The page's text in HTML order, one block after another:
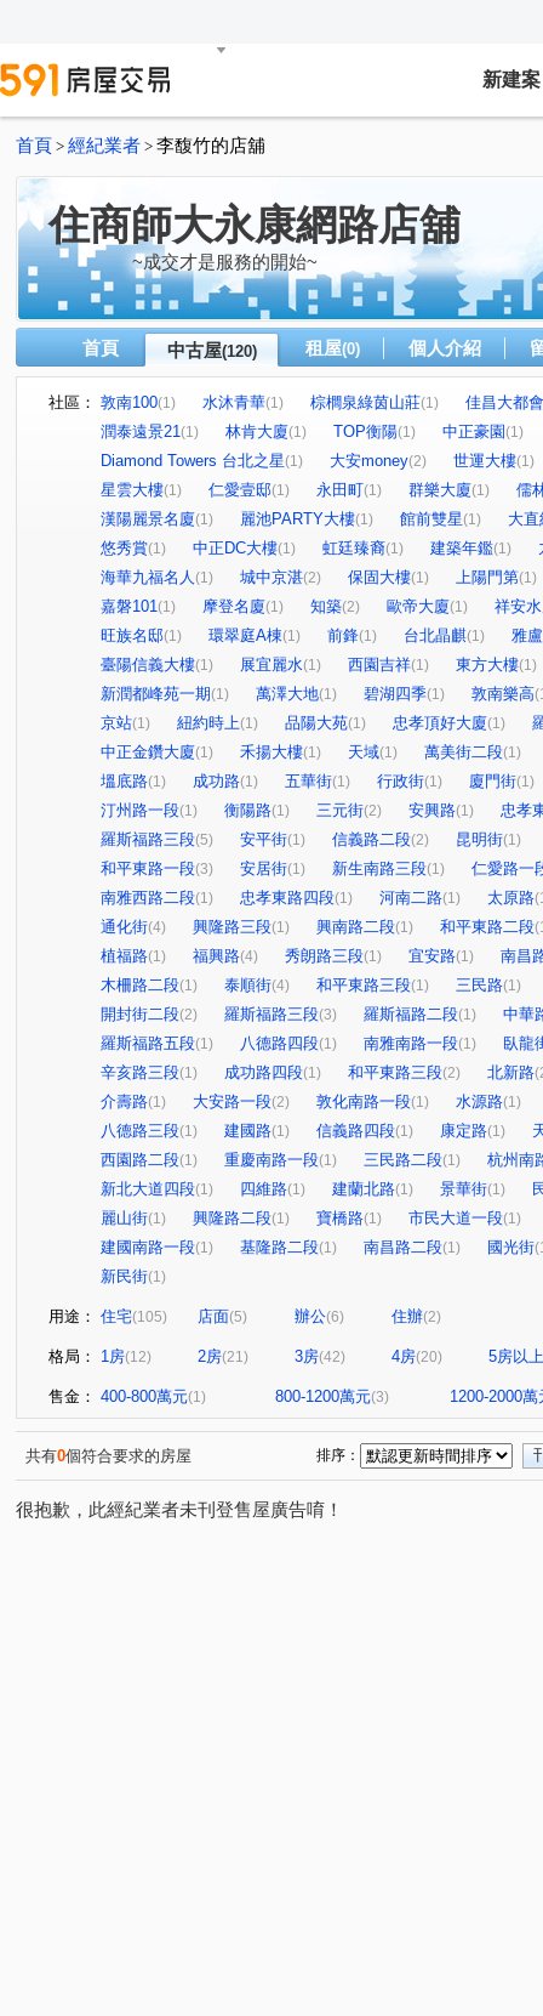
新建案
首頁 > 經紀業者 > 李馥竹的店舖
住商師大永康網路店舖
~成交才是服務的開始~
首頁 中古屋(120) 租屋(0) 個人介紹
社區： 敦南100(1) 水沐青華(1) 棕櫚泉綠茵山莊(1)
佳昌大都
潤泰遠景21(1) 林肯大廈(1) TOP衡陽(1) 中正豪園(1)
Diamond Towers 台北之星(1) 大安money(2) 世運大樓(1)
星雲大樓(1) 仁愛壹邸(1) 永田町(1) 群樂大廈(1)
儒
漢陽麗景名廈(1) 麗池PARTY大樓(1) 館前雙星(1)
大
悠秀賞(1) 中正DC大樓(1) 虹廷臻裔(1) 建築年鑑(1)
海華九福名人 (1) 城中京湛(2) 保固大樓(1) 上陽門第(1)
嘉磐101(1) 摩登名廈(1) 知築(2) 歐帝大廈(1)
祥安
旺族名邸(1) 環翠庭A棟(1) 前鋒(1) 台北晶麒(1)
雅
臺陽信義大樓(1) 展宜麗水(1) 西園吉祥(1) 東方大樓(1)
新潤都峰苑一期(1) 萬澤大地(1) 碧湖四季(1) 敦南樂高
京站(1) 紐約時上(1) 品陽大苑(1) 忠孝頂好大廈(1)
中正金鑽大廈(1) 禾揚大樓(1) 天域(1) 萬美街二段(1)
塭底路(1) 成功路(1) 五華街(1) 行政街(1) 廈門街(1)
汀州路一段(1) 衡陽路(1) 三元街(2) 安興路(1)
忠孝
羅斯福路三段(5) 安平街(1) 信義路二段(2) 昆明街(1)
和平東路一段(3) 安居街(1) 新生南路三段(1)
仁愛路一
南雅西路二段(1) 忠孝東路四段(1) 河南二路(1) 太原路
通化街(4) 興隆路三段(1) 興南路二段(1) 和平東路二段
植福路(1) 福興路(4) 秀朗路三段(1) 宜安路(1)
南昌
木柵路二段(1) 泰順街(4) 和平東路三段(1) 三民路(1)
開封街二段(2) 羅斯福路三段(3) 羅斯福路二段(1)
中華
羅斯福路五段(1) 八德路四段(1) 南雅南路一段(1)
臥龍
辛亥路三段(1) 成功路四段(1) 和平東路三段(2) 北新路
介壽路(1) 大安路一段(2) 敦化南路一段(1) 水源路(1)
八德路三段(1) 建國路(1) 信義路四段(1) 康定路(1)
西園路二段(1) 重慶南路一段(1) 三民路二段(1)
杭州南
新北大道四段(1) 四維路(1) 建蘭北路(1) 景華街(1)
麗山街(1) 興隆路二段(1) 寶橋路(1) 市民大道一段(1)
建國南路一段(1) 基隆路二段(1) 南昌路二段(1) 國光街
新民街(1)
用途： 住宅(105) 店面(5) 辦公(6) 住辦(2)
格局： 1房(12) 2房(21) 3房(42) 4房(20) 5房以上
售金： 400-800萬元(1) 800-1200萬元(3) 1200-2000萬
共有0個符合要求的房屋 排序：
很抱歉，此經紀業者未刊登售屋廣告唷！